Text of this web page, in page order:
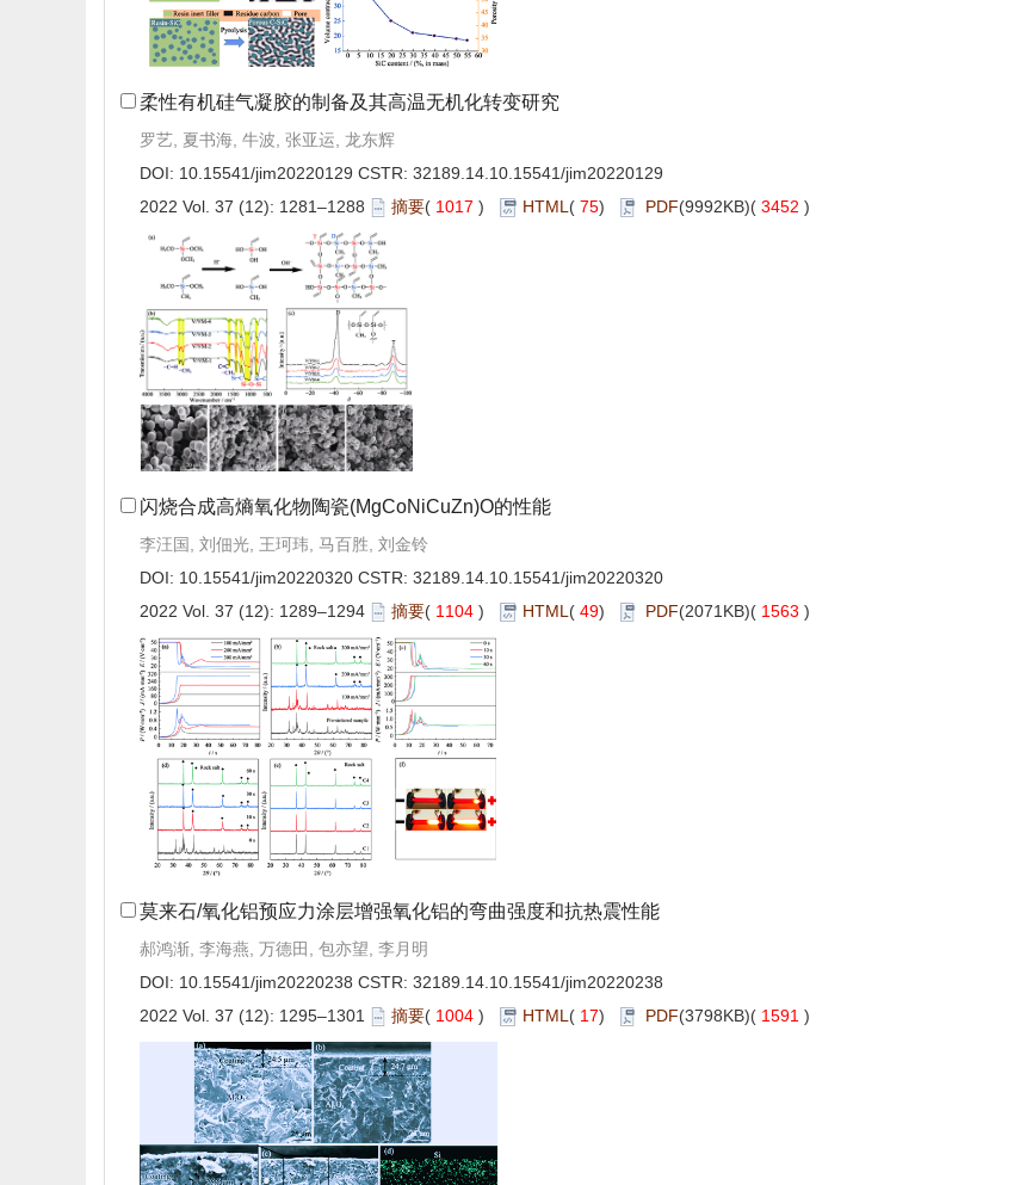
柔性有机硅气凝胶的制备及其高温无机化转变研究
罗艺, 夏书海, 牛波, 张亚运, 龙东辉
DOI: 10.15541/jim20220129 CSTR: 32189.14.10.15541/jim20220129
2022 Vol. 37 (12): 1281–1288
摘要( 1017 ) HTML ( 75) PDF(9992KB)( 3452 )
闪烧合成高熵氧化物陶瓷(MgCoNiCuZn)O的性能
李汪国, 刘佃光, 王珂玮, 马百胜, 刘金铃
DOI: 10.15541/jim20220320 CSTR: 32189.14.10.15541/jim20220320
2022 Vol. 37 (12): 1289–1294
摘要( 1104 ) HTML ( 49) PDF(2071KB)( 1563 )
莫来石/氧化铝预应力涂层增强氧化铝的弯曲强度和抗热震性能
郝鸿渐, 李海燕, 万德田, 包亦望, 李月明
DOI: 10.15541/jim20220238 CSTR: 32189.14.10.15541/jim20220238
2022 Vol. 37 (12): 1295–1301
摘要( 1004 ) HTML ( 17) PDF(3798KB)( 1591 )